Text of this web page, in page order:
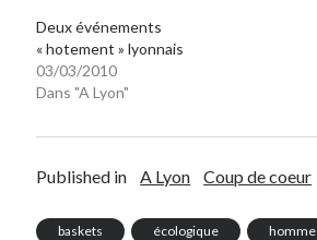
Deux événements
« hotement » lyonnais
03/03/2010
Dans "A Lyon"
Published in A Lyon Coup de coeur
baskets écologique homme